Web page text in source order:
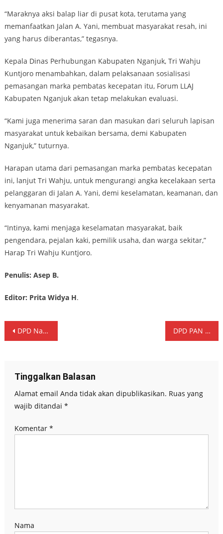
“Maraknya aksi balap liar di pusat kota, terutama yang
memanfaatkan Jalan A. Yani, membuat masyarakat resah, ini
yang harus diberantas,” tegasnya.
Kepala Dinas Perhubungan Kabupaten Nganjuk, Tri Wahju
Kuntjoro menambahkan, dalam pelaksanaan sosialisasi
pemasangan marka pembatas kecepatan itu, Forum LLAJ
Kabupaten Nganjuk akan tetap melakukan evaluasi.
“Kami juga menerima saran dan masukan dari seluruh lapisan
masyarakat untuk kebaikan bersama, demi Kabupaten
Nganjuk,” tuturnya.
Harapan utama dari pemasangan marka pembatas kecepatan
ini, lanjut Tri Wahju, untuk mengurangi angka kecelakaan serta
pelanggaran di Jalan A. Yani, demi keselamatan, keamanan, dan
kenyamanan masyarakat.
“Intinya, kami menjaga keselamatan masyarakat, baik
pengendara, pejalan kaki, pemilik usaha, dan warga sekitar,”
Harap Tri Wahju Kuntjoro.
Penulis: Asep B.
Editor: Prita Widya H.
Navigasi
DPD Nasdem Nganjuk Daftarkan Bacaleg Ke KPU. Hadirkan Kesenian Tradisional Wujud ikut Melestarikan DPD PAN Nganjuk Serahkan 50 Bacaleg ke KPU Kabupaten Nganjuk
Tinggalkan Balasan
Alamat email Anda tidak akan dipublikasikan. Ruas yang
wajib ditandai *
Komentar *
Nama